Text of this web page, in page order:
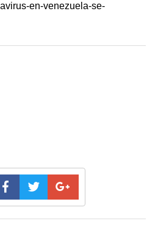
en-venezuela-se-